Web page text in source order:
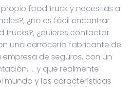
food truck y necesitas a
¿no es fácil encontrar
trucks?, ¿quieres contactar
una carrocería fabricante de
de seguros, con un
… y que realmente
mundo y las características